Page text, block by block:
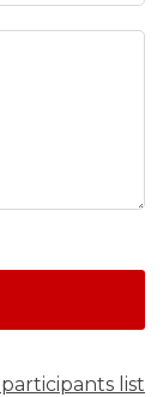
list